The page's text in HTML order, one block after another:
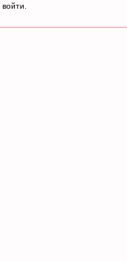
войти